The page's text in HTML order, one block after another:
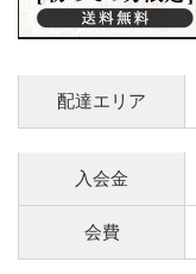
配達エリア
入会金
会費